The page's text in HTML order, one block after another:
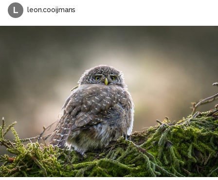
L leon.cooijmans